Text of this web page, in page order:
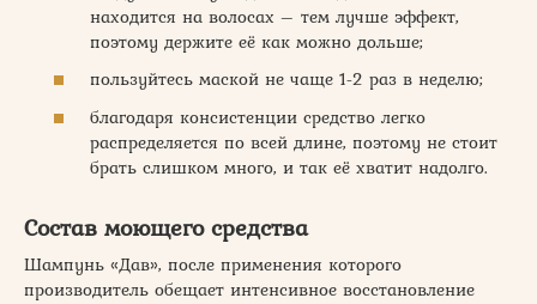
находится на волосах – тем лучше эффект,
поэтому держите её как можно дольше;
пользуйтесь маской не чаще 1-2 раз в неделю;
благодаря консистенции средство легко
распределяется по всей длине, поэтому не стоит
брать слишком много, и так её хватит надолго.
Состав моющего средства
Шампунь «Дав», после применения которого
производитель обещает интенсивное восстановление